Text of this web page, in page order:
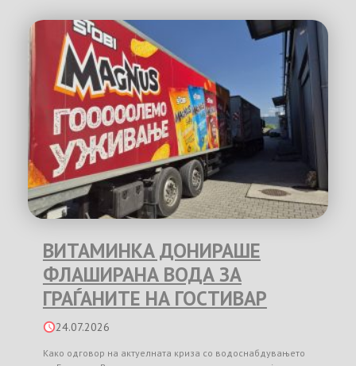
ВИТАМИНКА ДОНИРАШЕ
ФЛАШИРАНА ВОДА ЗА
ГРАЃАНИТЕ НА ГОСТИВАР
24.07.2026
Како одговор на актуелната криза со водоснабдувањето